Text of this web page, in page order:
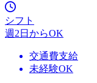
シフト
週2日からOK
交通費支給
未経験OK